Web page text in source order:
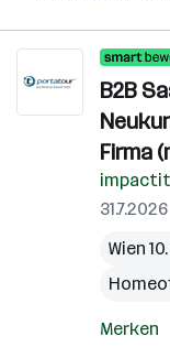
B2B
Firma
impactit
31.7.2026
Wien
Merken